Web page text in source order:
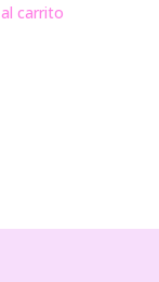
carrito